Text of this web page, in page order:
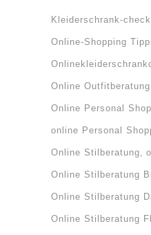
Kleiderschrank-
Online-Shopping
Online Outfitberatung
Online Personal
online Personal
Online Stilberatung
Online Stilberatung
Online Stilberatung
Online Stilberatung